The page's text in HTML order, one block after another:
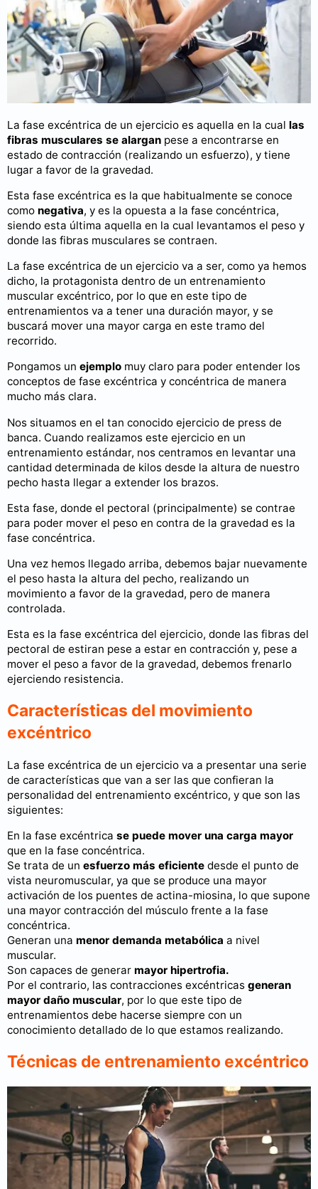
La fase excéntrica de un ejercicio es aquella en la cual las
fibras musculares se alargan pese a encontrarse en
estado de contracción (realizando un esfuerzo), y tiene
lugar a favor de la gravedad.
Esta fase excéntrica es la que habitualmente se conoce
como negativa, y es la opuesta a la fase concéntrica,
siendo esta última aquella en la cual levantamos el peso y
donde las fibras musculares se contraen.
La fase excéntrica de un ejercicio va a ser, como ya hemos
dicho, la protagonista dentro de un entrenamiento
muscular excéntrico, por lo que en este tipo de
entrenamientos va a tener una duración mayor, y se
buscará mover una mayor carga en este tramo del
recorrido.
Pongamos un ejemplo muy claro para poder entender los
conceptos de fase excéntrica y concéntrica de manera
mucho más clara.
Nos situamos en el tan conocido ejercicio de press de
banca. Cuando realizamos este ejercicio en un
entrenamiento estándar, nos centramos en levantar una
cantidad determinada de kilos desde la altura de nuestro
pecho hasta llegar a extender los brazos.
Esta fase, donde el pectoral (principalmente) se contrae
para poder mover el peso en contra de la gravedad es la
fase concéntrica.
Una vez hemos llegado arriba, debemos bajar nuevamente
el peso hasta la altura del pecho, realizando un
movimiento a favor de la gravedad, pero de manera
controlada.
Esta es la fase excéntrica del ejercicio, donde las fibras del
pectoral de estiran pese a estar en contracción y, pese a
mover el peso a favor de la gravedad, debemos frenarlo
ejerciendo resistencia.
Características del movimiento
excéntrico
La fase excéntrica de un ejercicio va a presentar una serie
de características que van a ser las que confieran la
personalidad del entrenamiento excéntrico, y que son las
siguientes:
En la fase excéntrica se puede mover una carga mayor
que en la fase concéntrica.
Se trata de un esfuerzo más eficiente desde el punto de
vista neuromuscular, ya que se produce una mayor
activación de los puentes de actina-miosina, lo que supone
una mayor contracción del músculo frente a la fase
concéntrica.
Generan una menor demanda metabólica a nivel
muscular.
Son capaces de generar mayor hipertrofia.
Por el contrario, las contracciones excéntricas generan
mayor daño muscular, por lo que este tipo de
entrenamientos debe hacerse siempre con un
conocimiento detallado de lo que estamos realizando.
Técnicas de entrenamiento excéntrico